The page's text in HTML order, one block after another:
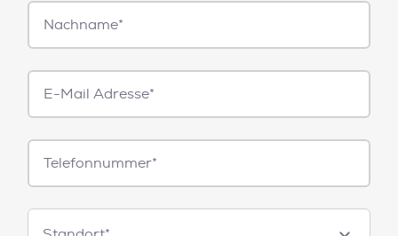
Nachname*
E-
Mail*
Telefonnummer
Standorte